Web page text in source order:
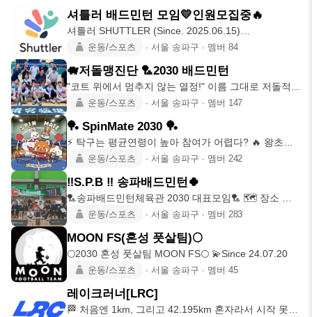
셔틀러 배드민턴 모임💛인원모집중🔥
셔틀러 SHUTTLER (Since. 2025.06.15)
━━━━━━
운동/스포츠 ∙ 서울 송파구 ∙ 멤버 84
🐗저돌맹진단 🏸2030 배드민턴
"코트 위에서 멈추지 않는 열정!" 이름 그대로 저돌적으
로 맹진하며 함께
운동/스포츠 ∙ 서울 송파구 ∙ 멤버 147
🏓 SpinMate 2030 🏓
⚡️ 탁구는 평균연령이 높아 참여가 어렵다? 🔥 왕초보
라 모임 나가기가
운동/스포츠 ∙ 서울 송파구 ∙ 멤버 242
‼️S.P.B ‼️ 송파배드민턴🍀
🏸송파배드민턴체육관 2030 대표모임🏸 🗺️ 장소 송
파배드민턴체육관 (
운동/스포츠 ∙ 서울 송파구 ∙ 멤버 283
MOON FS(혼성 풋살팀)🌕
🌕2030 혼성 풋살팀 MOON FS🌕 💫Since 24.07.20
운동/스포츠 ∙ 서울 송파구 ∙ 멤버 45
레이크러너[LRC]
🏁 처음엔 1km, 그리고 42.195km 혼자라서 시작 못했